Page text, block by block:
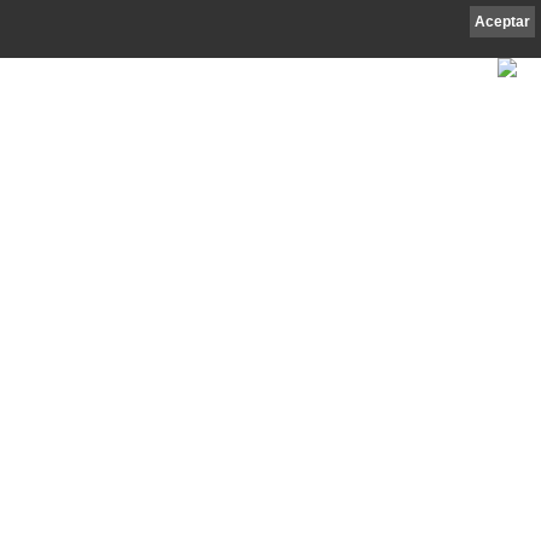
Aceptar